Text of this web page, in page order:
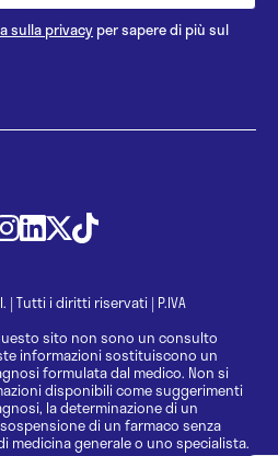
sulla privacyper sapere di più sul
| Tutti i diritti riservati | P.IVA
sito non sono un consulto
informazioni sostituiscono un
formulata dal medico. Non si
disponibili come suggerimenti
la determinazione di un
di un farmaco senza
medicina generale o uno specialista.